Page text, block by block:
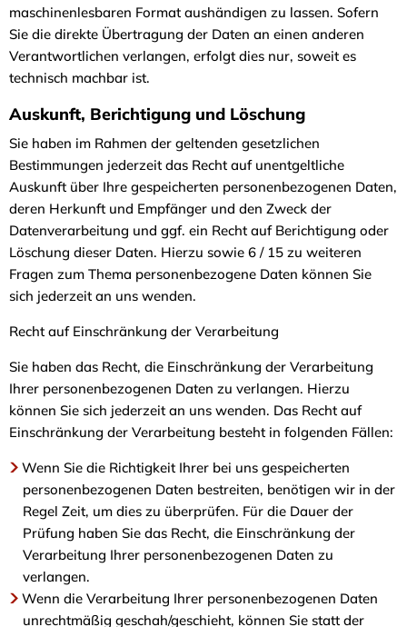
maschinenlesbaren Format aushändigen zu lassen. Sofern
Sie die direkte Übertragung der Daten an einen anderen
Verantwortlichen verlangen, erfolgt dies nur, soweit es
technisch machbar ist.
Auskunft, Berichtigung und Löschung
Sie haben im Rahmen der geltenden gesetzlichen
Bestimmungen jederzeit das Recht auf unentgeltliche
Auskunft über Ihre gespeicherten personenbezogenen Daten,
deren Herkunft und Empfänger und den Zweck der
Datenverarbeitung und ggf. ein Recht auf Berichtigung oder
Löschung dieser Daten. Hierzu sowie 6 / 15 zu weiteren
Fragen zum Thema personenbezogene Daten können Sie
sich jederzeit an uns wenden.
Recht auf Einschränkung der Verarbeitung
Sie haben das Recht, die Einschränkung der Verarbeitung
Ihrer personenbezogenen Daten zu verlangen. Hierzu
können Sie sich jederzeit an uns wenden. Das Recht auf
Einschränkung der Verarbeitung besteht in folgenden Fällen:
Wenn Sie die Richtigkeit Ihrer bei uns gespeicherten
personenbezogenen Daten bestreiten, benötigen wir in der
Regel Zeit, um dies zu überprüfen. Für die Dauer der
Prüfung haben Sie das Recht, die Einschränkung der
Verarbeitung Ihrer personenbezogenen Daten zu
verlangen.
Wenn die Verarbeitung Ihrer personenbezogenen Daten
unrechtmäßig geschah/geschieht, können Sie statt der